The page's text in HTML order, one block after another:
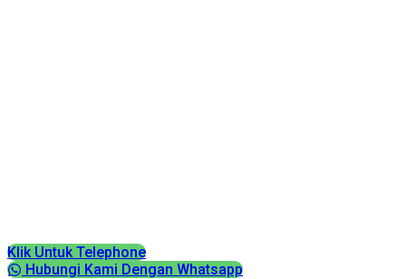
Klik Untuk Telephone
Hubungi Kami Dengan Whatsapp